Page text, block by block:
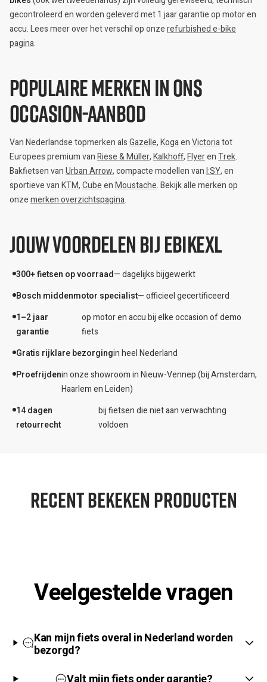
gecontroleerd en worden geleverd met 1 jaar garantie op motor en
accu. Lees meer over het verschil op onzerefurbished e-bike
pagina.
Populaire merken in ons
occasion-aanbod
Van Nederlandse topmerken alsGazelle,KogaenVictoriatot
Europees premium vanRiese & Müller,Kalkhoff,FlyerenTrek.
Bakfietsen vanUrban Arrow, compacte modellen vanI:SY, en
sportieve vanKTM,CubeenMoustache. Bekijk alle merken op
onzemerken overzichtspagina.
Jouw voordelen bij eBikeXL
300+ fietsen op voorraad— dagelijks bijgewerkt
Bosch middenmotor specialist— officieel gecertificeerd
1–2 jaar
garantie
op motor en accu bij elke occasion of demo
fiets
Gratis rijklare bezorgingin heel Nederland
Proefrijdenin onze showroom in Nieuw-Vennep (bij Amsterdam,
Haarlem en Leiden)
14 dagen
retourrecht
bij fietsen die niet aan verwachting
voldoen
RECENT BEKEKEN PRODUCTEN
Veelgestelde vragen
Kan mijn fiets overal in Nederland worden
bezorgd?